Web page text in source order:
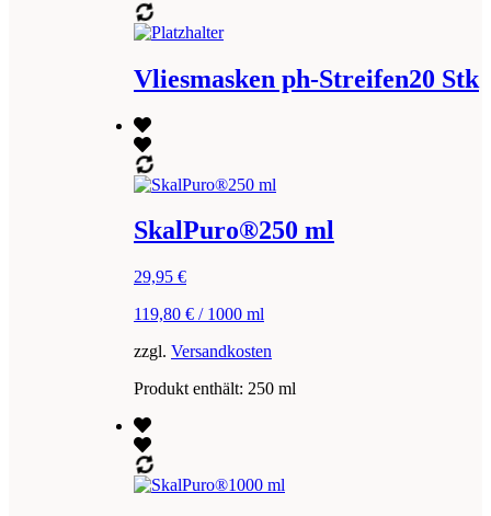
Vliesmasken ph-Streifen20 Stk
SkalPuro®250 ml
29,95 €
119,80 € / 1000 ml
zzgl. Versandkosten
Produkt enthält: 250 ml